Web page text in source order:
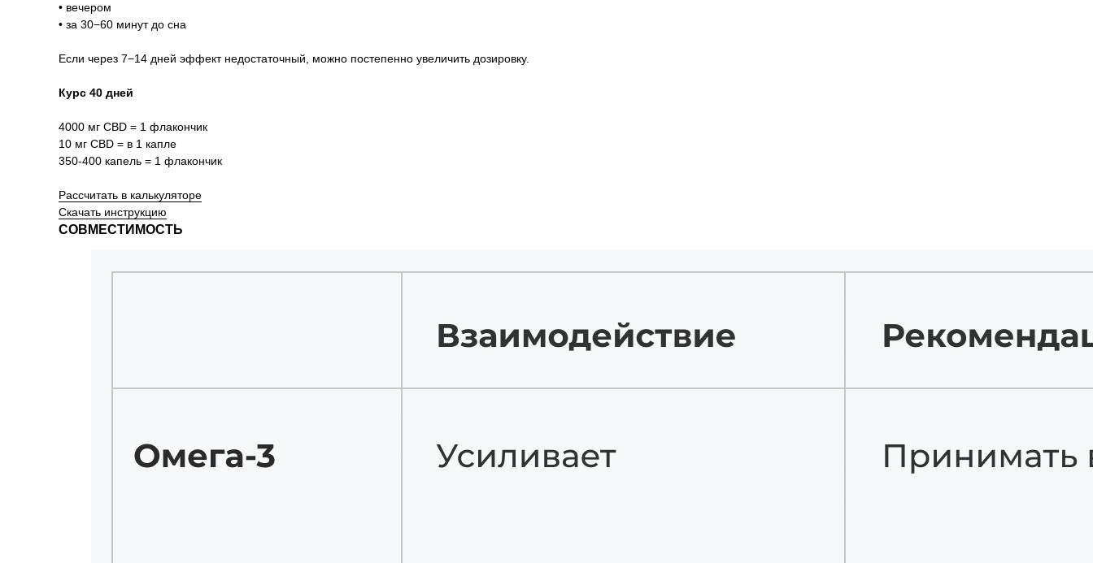
• вечером
• за 30−60 минут до сна
Если через 7−14 дней эффект недостаточный, можно постепенно увеличить дозировку.
Курс 40 дней
4000 мг CBD = 1 флакончик
10 мг CBD = в 1 капле
350-400 капель = 1 флакончик
Рассчитать в калькуляторе
Скачать инструкцию
СОВМЕСТИМОСТЬ